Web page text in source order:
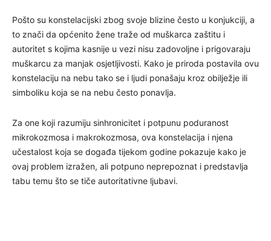
Pošto su konstelacijski zbog svoje blizine često u konjukciji, a
to znači da općenito žene traže od muškarca zaštitu i
autoritet s kojima kasnije u vezi nisu zadovoljne i prigovaraju
muškarcu za manjak osjetljivosti. Kako je priroda postavila ovu
konstelaciju na nebu tako se i ljudi ponašaju kroz obilježje ili
simboliku koja se na nebu često ponavlja.
Za one koji razumiju sinhronicitet i potpunu poduranost
mikrokozmosa i makrokozmosa, ova konstelacija i njena
učestalost koja se događa tijekom godine pokazuje kako je
ovaj problem izražen, ali potpuno neprepoznat i predstavlja
tabu temu što se tiče autoritativne ljubavi.